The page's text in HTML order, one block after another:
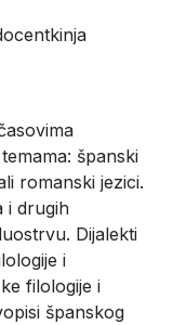
španski
romanski jezici.
i drugih
Dijalekti
i
filologije i
španskog